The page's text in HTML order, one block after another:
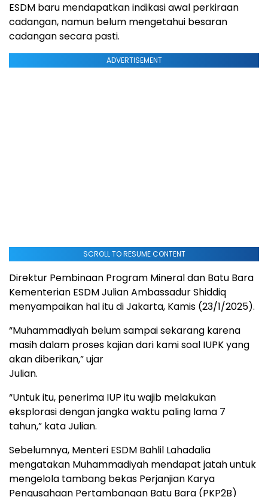
ESDM baru mendapatkan indikasi awal perkiraan
cadangan, namun belum mengetahui besaran
cadangan secara pasti.
ADVERTISEMENT
SCROLL TO RESUME CONTENT
Direktur Pembinaan Program Mineral dan Batu Bara
Kementerian ESDM Julian Ambassadur Shiddiq
menyampaikan hal itu di Jakarta, Kamis (23/1/2025).
“Muhammadiyah belum sampai sekarang karena
masih dalam proses kajian dari kami soal IUPK yang
akan diberikan,” ujar
Julian.
“Untuk itu, penerima IUP itu wajib melakukan
eksplorasi dengan jangka waktu paling lama 7
tahun,” kata Julian.
Sebelumnya, Menteri ESDM Bahlil Lahadalia
mengatakan Muhammadiyah mendapat jatah untuk
mengelola tambang bekas Perjanjian Karya
Pengusahaan Pertambangan Batu Bara (PKP2B)